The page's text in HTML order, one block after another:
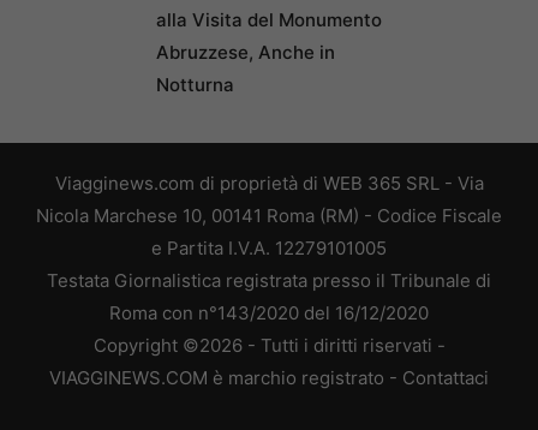
alla Visita del Monumento
Abruzzese, Anche in
Notturna
Viagginews.com di proprietà di WEB 365 SRL - Via
Nicola Marchese 10, 00141 Roma (RM) - Codice Fiscale
e Partita I.V.A. 12279101005
Testata Giornalistica registrata presso il Tribunale di
Roma con n°143/2020 del 16/12/2020
Copyright ©2026 - Tutti i diritti riservati -
VIAGGINEWS.COM è marchio registrato - Contattaci